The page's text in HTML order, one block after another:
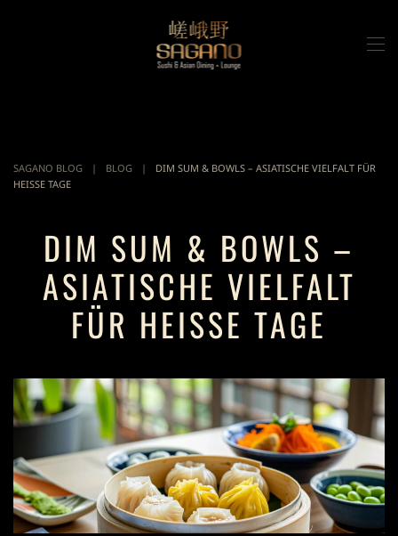
Zum Hauptinhalt springen
SAGANO BLOG BLOG
DIM SUM & BOWLS – ASIATISCHE VIELFALT FÜR
HEISSE TAGE
DIM SUM & BOWLS –
ASIATISCHE VIELFALT
FÜR HEISSE TAGE